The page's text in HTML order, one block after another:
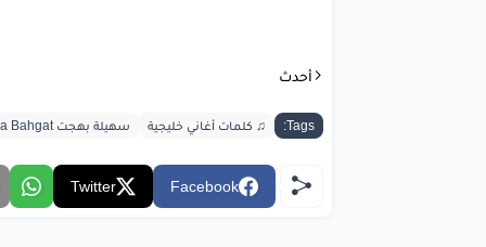
أحدث
Tags: ♫ كلمات أغاني خليجية سهيلة بهجت Sohayla Bahgat
Facebook
Twitter